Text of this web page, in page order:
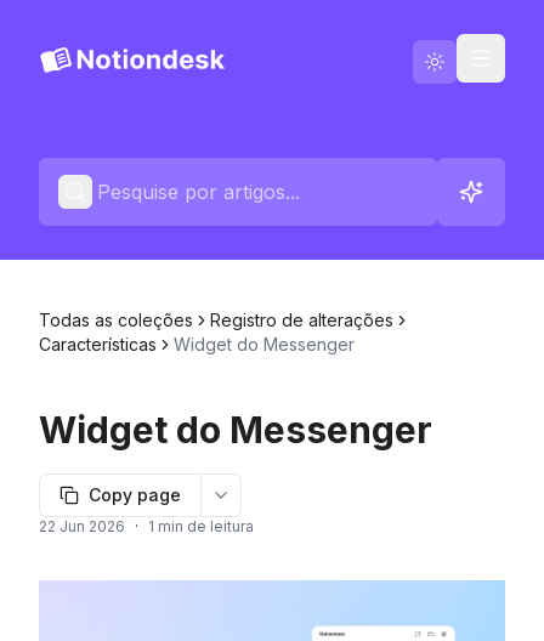
Contacte-nos
Todas as coleções
Registro de alterações
Características
Widget do Messenger
Widget do Messenger
Copy page More options
22 Jun 2026 · 1 min de leitura